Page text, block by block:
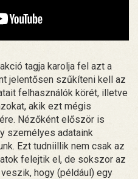
tagja karolja fel azt a
jelentősen szűkíteni kell az
felhasználók körét, illetve
akik ezt mégis
Nézőként először is
személyes adataink
Ezt tudniillik nem csak az
felejtik el, de sokszor az
hogy (például) egy